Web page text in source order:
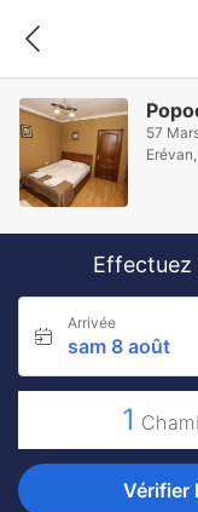
57
Effectuez
Arrivée
sam 8 août
1
Vérifier